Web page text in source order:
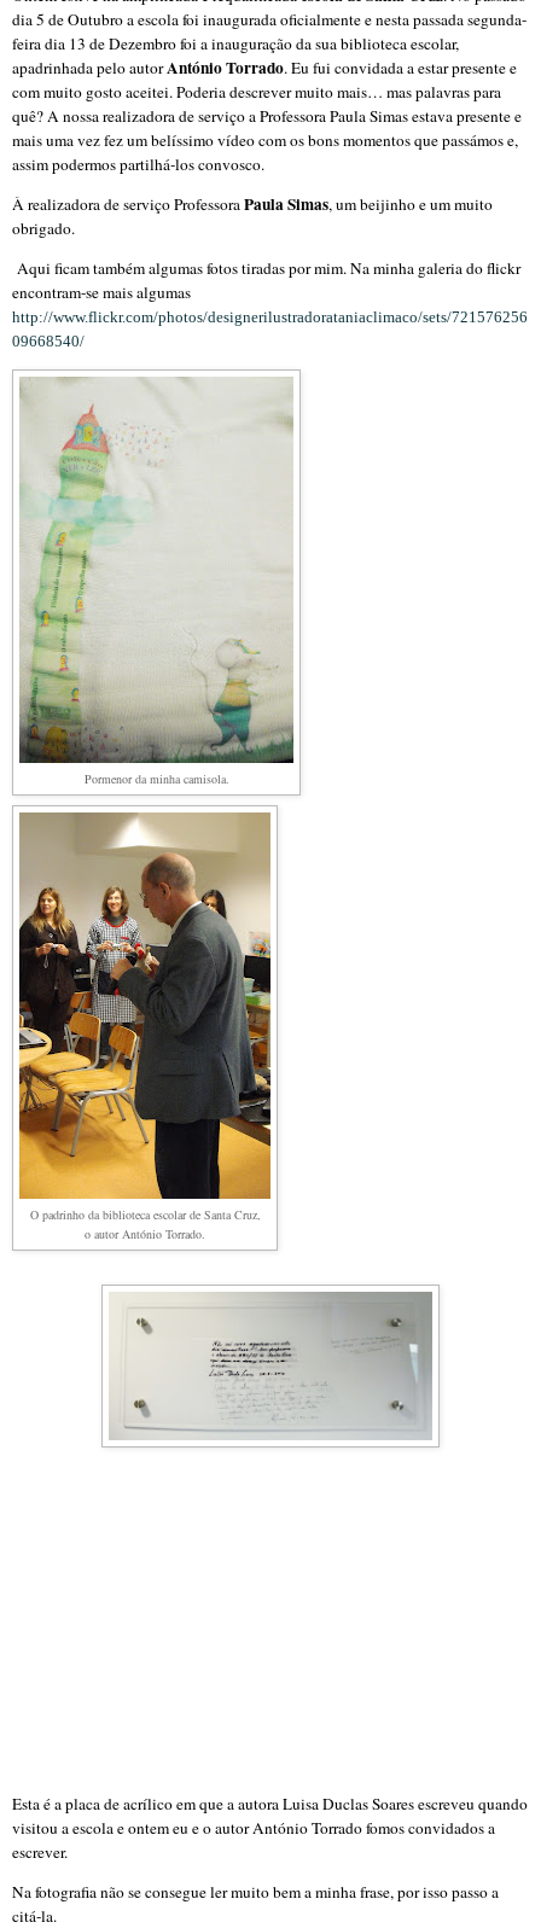
dia 5 de Outubro a escola foi inaugurada oficialmente e nesta passada segunda-
feira dia 13 de Dezembro foi a inauguração da sua biblioteca escolar,
apadrinhada pelo autorAntónio Torrado. Eu fui convidada a estar presente e
com muito gosto aceitei. Poderia descrever muito mais… mas palavras para
quê? A nossa realizadora de serviço a Professora Paula Simas estava presente e
mais uma vez fez um belíssimo vídeo com os bons momentos que passámos e,
assim podermos partilhá-los convosco.
À realizadora de serviço ProfessoraPaula Simas, um beijinho e um muito
obrigado.
Aqui ficam também algumas fotos tiradas por mim. Na minha galeria do flickr
encontram-se mais algumas
http://www.flickr.com/photos/designerilustradorataniaclimaco/sets/721576256
09668540/
Pormenor da minha camisola.
O padrinho da biblioteca escolar de Santa Cruz,
o autor António Torrado.
Esta é a placa de acrílico em que a autora Luisa Duclas Soares escreveu quando
visitou a escola e ontem eu e o autor António Torrado fomos convidados a
escrever.
Na fotografia não se consegue ler muito bem a minha frase, por isso passo a
citá-la.